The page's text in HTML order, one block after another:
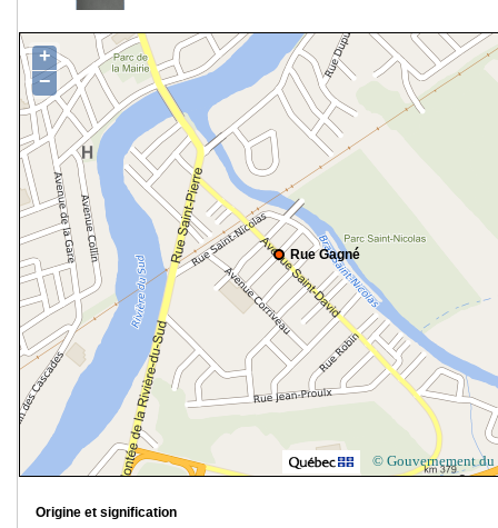
Rue Gagné
+
−
© Gouvernement du
Origine et signification